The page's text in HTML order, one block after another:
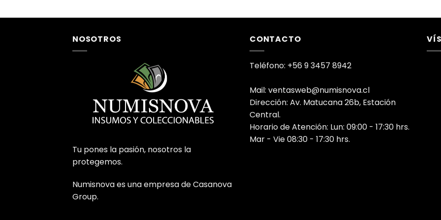
NOSOTROS
Tu pones la pasión, nosotros la
protegemos.
Numisnova es una empresa de Casanova
Group.
CONTACTO
Teléfono: +56 9 3457 8942
Mail: ventasweb@numisnova.cl
Dirección: Av. Matucana 26b, Estación
Central.
Horario de Atención: Lun: 09:00 - 17:30 hrs.
Mar - Vie 08:30 - 17:30 hrs.